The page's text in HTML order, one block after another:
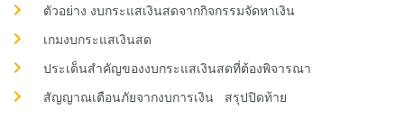
ตัวอย่าง งบกระแสเงินสดจากกิจกรรมจัดหาเงิน
เกมงบกระแสเงินสด
ประเด็นสำคัญของงบกระแสเงินสดที่ต้องพิจารณา
สัญญาณเตือนภัยจากงบการเงิน สรุปปิดท้าย